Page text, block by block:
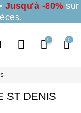
Jusqu'à -80% sur
0
ST DENIS